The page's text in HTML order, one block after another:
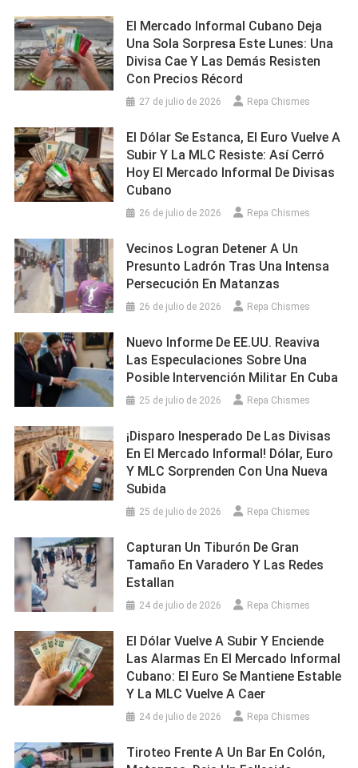
El Mercado Informal Cubano Deja
Una Sola Sorpresa Este Lunes: Una
Divisa Cae Y Las Demás Resisten
Con Precios Récord
27 de julio de 2026 Repa Chismes
El Dólar Se Estanca, El Euro Vuelve A
Subir Y La MLC Resiste: Así Cerró
Hoy El Mercado Informal De Divisas
Cubano
26 de julio de 2026 Repa Chismes
Vecinos Logran Detener A Un
Presunto Ladrón Tras Una Intensa
Persecución En Matanzas
26 de julio de 2026 Repa Chismes
Nuevo Informe De EE.UU. Reaviva
Las Especulaciones Sobre Una
Posible Intervención Militar En Cuba
25 de julio de 2026 Repa Chismes
¡Disparo Inesperado De Las Divisas
En El Mercado Informal! Dólar, Euro
Y MLC Sorprenden Con Una Nueva
Subida
25 de julio de 2026 Repa Chismes
Capturan Un Tiburón De Gran
Tamaño En Varadero Y Las Redes
Estallan
24 de julio de 2026 Repa Chismes
El Dólar Vuelve A Subir Y Enciende
Las Alarmas En El Mercado Informal
Cubano: El Euro Se Mantiene Estable
Y La MLC Vuelve A Caer
24 de julio de 2026 Repa Chismes
Tiroteo Frente A Un Bar En Colón,